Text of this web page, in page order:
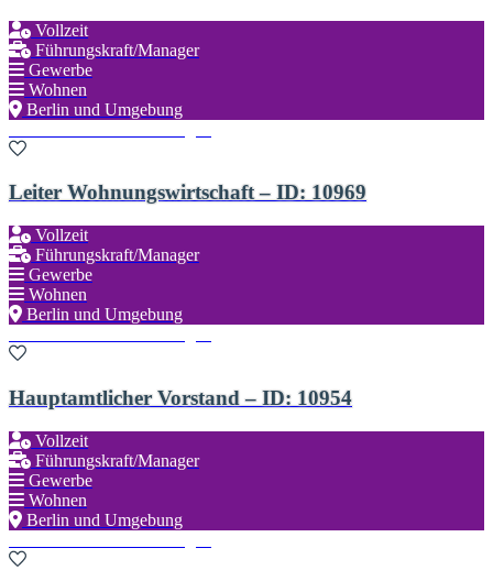
Vollzeit
Führungskraft/Manager
Gewerbe
Wohnen
Berlin und Umgebung
Leiter Wohnungswirtschaft – ID: 10969
Vollzeit
Führungskraft/Manager
Gewerbe
Wohnen
Berlin und Umgebung
Hauptamtlicher Vorstand – ID: 10954
Vollzeit
Führungskraft/Manager
Gewerbe
Wohnen
Berlin und Umgebung